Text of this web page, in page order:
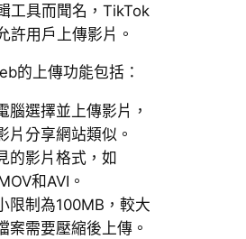
工具而聞名，TikTok
許用戶上傳影片。
的上傳功能包括：
腦選擇並上傳影片，
片分享網站類似。
的影片格式，如
和AVI。
限制為100MB，較大
案需要壓縮後上傳。